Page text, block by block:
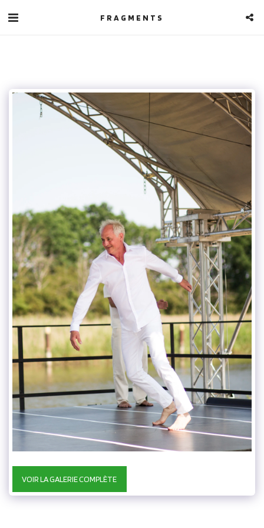
FRAGMENTS
VOIR LA GALERIE COMPLÈTE